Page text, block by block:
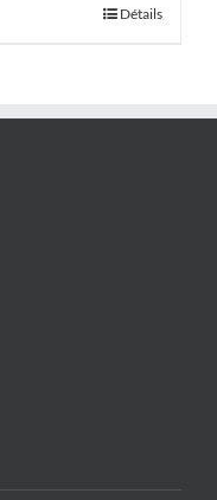
Détails